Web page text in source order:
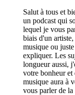
Salut à tous et
un podcast qui
lequel je vous
biais d'un
musique ou
expliquer. Les
longueur aussi,
votre bonheur et
musique aura à
vous parler de